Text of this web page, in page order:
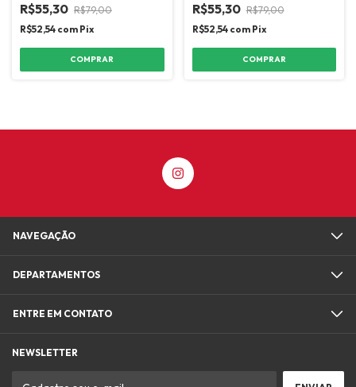
R$55,30 R$79,00
R$52,54 com Pix
COMPRAR
R$55,30 R$79,00
R$52,54 com Pix
COMPRAR
NAVEGAÇÃO
DEPARTAMENTOS
ENTRE EM CONTATO
NEWSLETTER